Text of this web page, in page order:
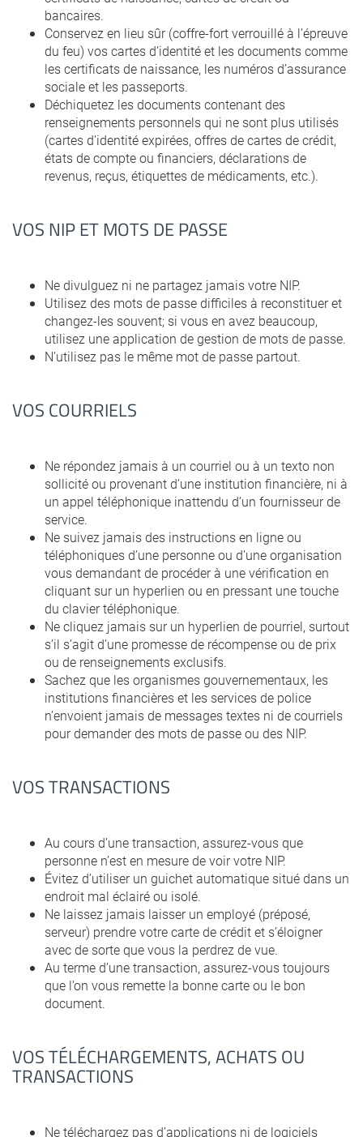
bancaires.
Conservez en lieu sûr (coffre-fort verrouillé à l’épreuve
du feu) vos cartes d’identité et les documents comme
les certificats de naissance, les numéros d’assurance
sociale et les passeports.
Déchiquetez les documents contenant des
renseignements personnels qui ne sont plus utilisés
(cartes d’identité expirées, offres de cartes de crédit,
états de compte ou financiers, déclarations de
revenus, reçus, étiquettes de médicaments, etc.).
VOS NIP ET MOTS DE PASSE
Ne divulguez ni ne partagez jamais votre NIP.
Utilisez des mots de passe difficiles à reconstituer et
changez-les souvent; si vous en avez beaucoup,
utilisez une application de gestion de mots de passe.
N’utilisez pas le même mot de passe partout.
VOS COURRIELS
Ne répondez jamais à un courriel ou à un texto non
sollicité ou provenant d’une institution financière, ni à
un appel téléphonique inattendu d’un fournisseur de
service.
Ne suivez jamais des instructions en ligne ou
téléphoniques d’une personne ou d’une organisation
vous demandant de procéder à une vérification en
cliquant sur un hyperlien ou en pressant une touche
du clavier téléphonique.
Ne cliquez jamais sur un hyperlien de pourriel, surtout
s’il s’agit d’une promesse de récompense ou de prix
ou de renseignements exclusifs.
Sachez que les organismes gouvernementaux, les
institutions financières et les services de police
n’envoient jamais de messages textes ni de courriels
pour demander des mots de passe ou des NIP.
VOS TRANSACTIONS
Au cours d’une transaction, assurez-vous que
personne n’est en mesure de voir votre NIP.
Évitez d’utiliser un guichet automatique situé dans un
endroit mal éclairé ou isolé.
Ne laissez jamais laisser un employé (préposé,
serveur) prendre votre carte de crédit et s’éloigner
avec de sorte que vous la perdrez de vue.
Au terme d’une transaction, assurez-vous toujours
que l’on vous remette la bonne carte ou le bon
document.
VOS TÉLÉCHARGEMENTS, ACHATS OU
TRANSACTIONS
Ne téléchargez pas d’applications ni de logiciels